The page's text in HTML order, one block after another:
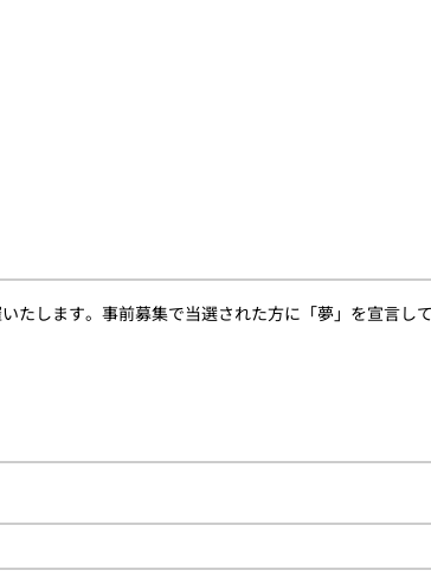
します。事前募集で当選された方に「夢」を宣言して